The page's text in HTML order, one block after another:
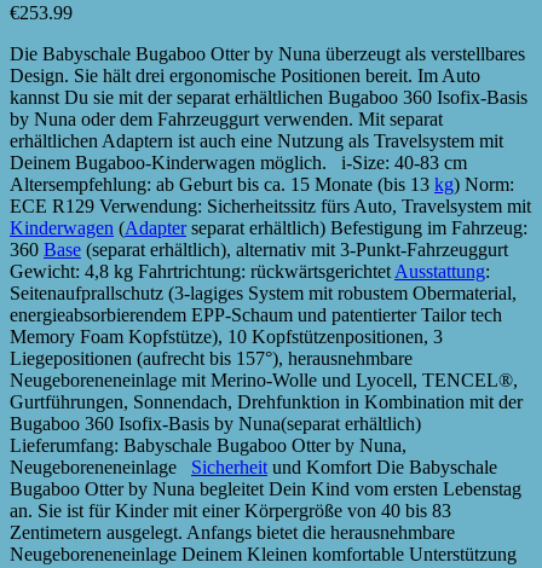
€253.99
Die Babyschale Bugaboo Otter by Nuna überzeugt als verstellbares
Design. Sie hält drei ergonomische Positionen bereit. Im Auto
kannst Du sie mit der separat erhältlichen Bugaboo 360 Isofix-Basis
by Nuna oder dem Fahrzeuggurt verwenden. Mit separat
erhältlichen Adaptern ist auch eine Nutzung als Travelsystem mit
Deinem Bugaboo-Kinderwagen möglich. i-Size: 40-83 cm
Altersempfehlung: ab Geburt bis ca. 15 Monate (bis 13 kg) Norm:
ECE R129 Verwendung: Sicherheitssitz fürs Auto, Travelsystem mit
Kinderwagen (Adapterseparat erhältlich) Befestigung im Fahrzeug:
360 Base (separat erhältlich), alternativ mit 3-Punkt-Fahrzeuggurt
Gewicht: 4,8 kg Fahrtrichtung: rückwärtsgerichtet Ausstattung:
Seitenaufprallschutz (3-lagiges System mit robustem Obermaterial,
energieabsorbierendem EPP-Schaum und patentierter Tailor tech
Memory Foam Kopfstütze), 10 Kopfstützenpositionen, 3
Liegepositionen (aufrecht bis 157°), herausnehmbare
Neugeboreneneinlage mit Merino-Wolle und Lyocell, TENCEL®,
Gurtführungen, Sonnendach, Drehfunktion in Kombination mit der
Bugaboo 360 Isofix-Basis by Nuna(separat erhältlich)
Lieferumfang: Babyschale Bugaboo Otter by Nuna,
Neugeboreneneinlage Sicherheit und Komfort Die Babyschale
Bugaboo Otter by Nuna begleitet Dein Kind vom ersten Lebenstag
an. Sie ist für Kinder mit einer Körpergröße von 40 bis 83
Zentimetern ausgelegt. Anfangs bietet die herausnehmbare
Neugeboreneneinlage Deinem Kleinen komfortable Unterstützung